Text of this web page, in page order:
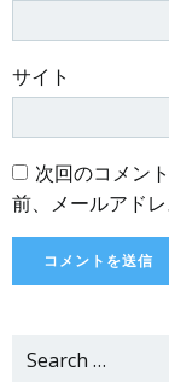
サイト
次回のコメン
前、メールアドレ
Search